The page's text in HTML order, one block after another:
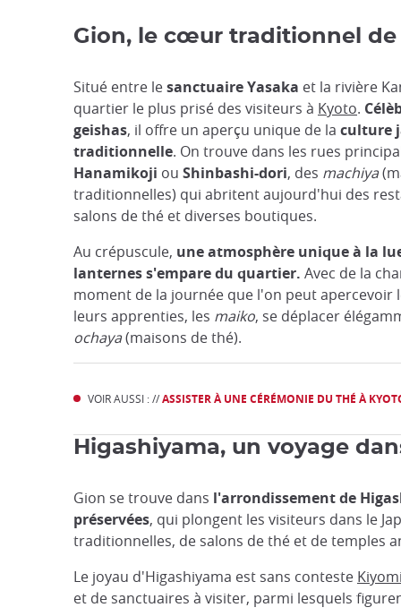
Gion, le cœur traditionnel de
Situé entre lesanctuaire Yasaka et la rivière
quartier le plus prisé des visiteurs à Kyoto.
geishas, il offre un aperçu unique de la culture
traditionnelle. On trouve dans les rues
Hanamikoji ou Shinbashi-dori, des machiya
traditionnelles) qui abritent aujourd'hui des
salons de thé et diverses boutiques.
Au crépuscule, une atmosphère unique à la
lanternes s'empare du quartier. Avec de la
moment de la journée que l'on peut apercevoir
leurs apprenties, les maiko, se déplacer
ochaya(maisons de thé).
VOIR AUSSI : //ASSISTER À UNE CÉRÉMONIE DU THÉ À
Higashiyama, un voyage
Gion se trouve dans l'arrondissement de
préservées, qui plongent les visiteurs dans le
traditionnelles, de salons de thé et de temples
Le joyau d'Higashiyama est sans conteste
et de sanctuaires à visiter, parmi lesquels